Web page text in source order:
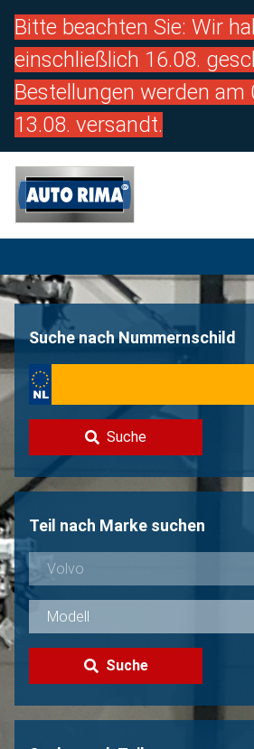
Bitte beachten Sie: Wir
einschließlich 16.08.
Bestellungen werden am
13.08. versandt.
Suche nach Nummernschild
Suche
Teil nach Marke suchen
Suche